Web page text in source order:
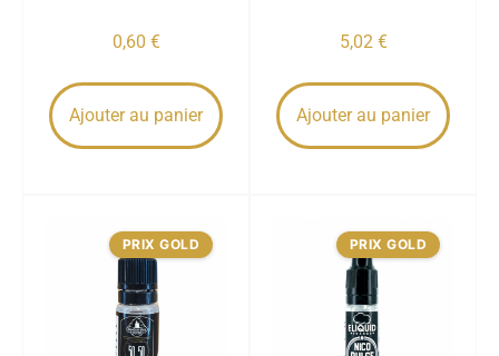
0,60 €
Ajouter au panier
5,02 €
Ajouter au panier
PRIX GOLD PRIX GOLD